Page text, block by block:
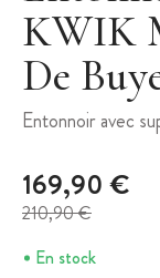
KWIK
De
Entonnoir avec
169,90 €
210,90 €
En stock